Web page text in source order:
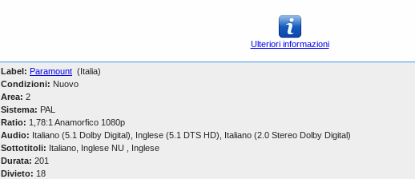
Ulteriori informazioni
Label: Paramount (Italia)
Condizioni: Nuovo
Area: 2
Sistema: PAL
Ratio: 1,78:1 Anamorfico 1080p
Audio: Italiano (5.1 Dolby Digital), Inglese (5.1 DTS HD), Italiano (2.0 Stereo Dolby Digital)
Sottotitoli: Italiano, Inglese NU , Inglese
Durata: 201
Divieto: 18